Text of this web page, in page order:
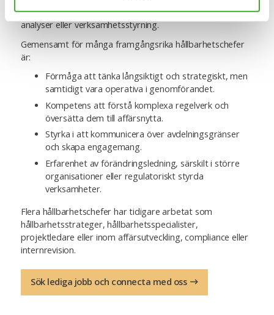
med vidareutbildning inom hållbarhetsrapportering, ESG-
analyser eller verksamhetsstyrning.
Gemensamt för många framgångsrika hållbarhetschefer
är:
Förmåga att tänka långsiktigt och strategiskt, men
samtidigt vara operativa i genomförandet.
Kompetens att förstå komplexa regelverk och
översätta dem till affärsnytta.
Styrka i att kommunicera över avdelningsgränser
och skapa engagemang.
Erfarenhet av förändringsledning, särskilt i större
organisationer eller regulatoriskt styrda
verksamheter.
Flera hållbarhetschefer har tidigare arbetat som
hållbarhetsstrateger, hållbarhetsspecialister,
projektledare eller inom affärsutveckling, compliance eller
internrevision.
Sök lediga jobb och connecta med oss